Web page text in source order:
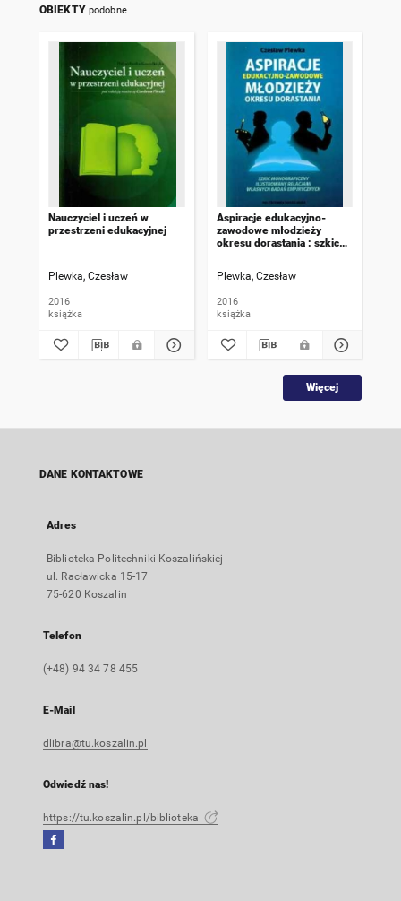
OBIEKTY podobne
Nauczyciel i uczeń w
przestrzeni edukacyjnej
Plewka, Czesław
2016
książka
Aspiracje edukacyjno-
zawodowe młodzieży
okresu dorastania : szkic
empirycznych
Plewka, Czesław
2016
książka
Więcej
DANE KONTAKTOWE
Adres
Biblioteka Politechniki Koszalińskiej
ul. Racławicka 15-17
75-620 Koszalin
Telefon
(+48) 94 34 78 455
E-Mail
dlibra@tu.koszalin.pl
Odwiedź nas!
https://tu.koszalin.pl/biblioteka
Facebook